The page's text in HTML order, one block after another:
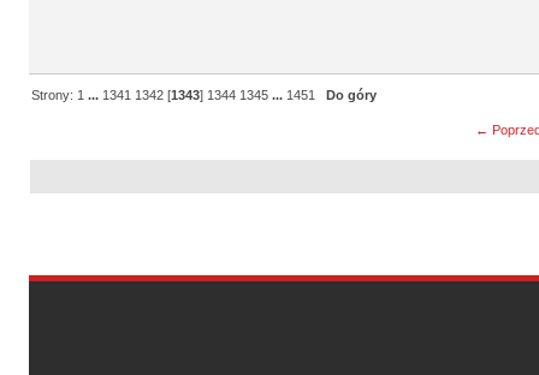
Strony: 1 ... 1341 1342 [1343] 1344 1345 ... 1451 Do góry
←